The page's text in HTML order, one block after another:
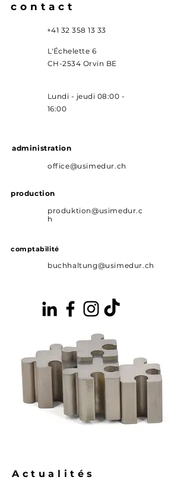
contact
+41 32 358 13 33
L'Échelette 6
CH-2534 Orvin BE
Lundi - jeudi 08:00 -
16:00
administration
office@usimedur.ch
production
produktion@usimedur.c
h
comptabilité
buchhaltung@usimedur.ch
Actualités